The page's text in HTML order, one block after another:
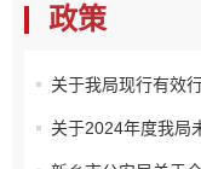
政策
关于我局现行有效
关于2024年度我局